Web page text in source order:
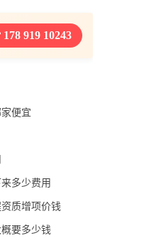
919 10243
便宜
多少费用
质增项价钱
要多少钱